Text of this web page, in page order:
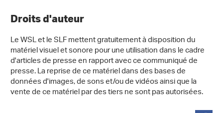
Droits d'auteur
Le WSL et le SLF mettent gratuitement à disposition du
matériel visuel et sonore pour une utilisation dans le cadre
d'articles de presse en rapport avec ce communiqué de
presse. La reprise de ce matériel dans des bases de
données d'images, de sons et/ou de vidéos ainsi que la
vente de ce matériel par des tiers ne sont pas autorisées.